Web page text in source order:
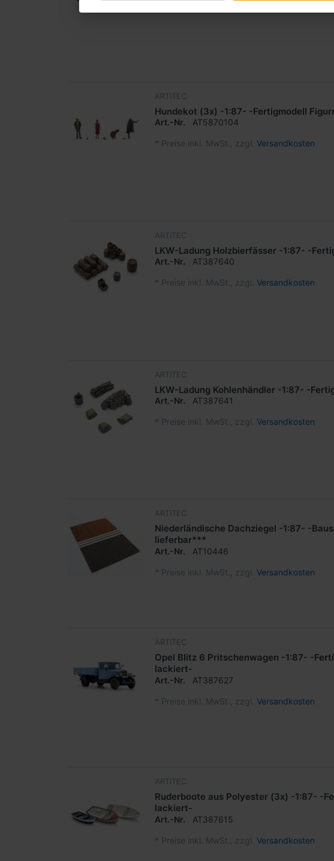
ARTITEC
Hundekot (3x) -1:87- -Fertigmodell
Art.-Nr. AT5870104
* Preise inkl. MwSt., zzgl. Versandkosten
ARTITEC
LKW-Ladung Holzbierfässer -1:87- -
Art.-Nr. AT387640
* Preise inkl. MwSt., zzgl. Versandkosten
ARTITEC
LKW-Ladung Kohlenhändler -1:87- -
Art.-Nr. AT387641
* Preise inkl. MwSt., zzgl. Versandkosten
ARTITEC
Niederländische Dachziegel -1:87- -
lieferbar***
Art.-Nr. AT10446
* Preise inkl. MwSt., zzgl. Versandkosten
ARTITEC
Opel Blitz 6 Pritschenwagen -1:87- -
lackiert-
Art.-Nr. AT387627
* Preise inkl. MwSt., zzgl. Versandkosten
ARTITEC
Ruderboote aus Polyester (3x) -1:87- -
lackiert-
Art.-Nr. AT387615
* Preise inkl. MwSt., zzgl. Versandkosten